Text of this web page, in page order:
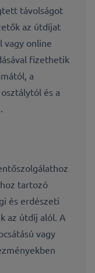
távolságot
az útdíjat
vagy online
fizethetik
a
és a
tartozó
és erdészeti
az útdíj alól. A
vagy